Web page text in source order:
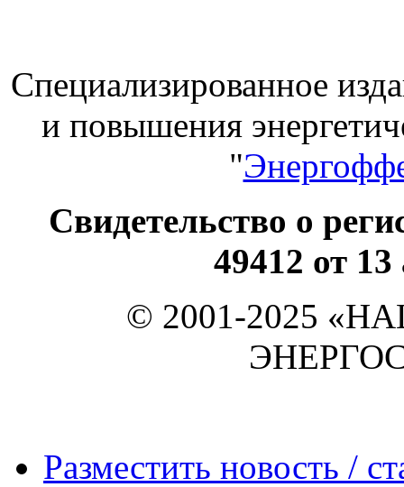
Специализированное
и повышения
"
Свидетельство о
49412 от
© 2001-2025
Разместить новость /